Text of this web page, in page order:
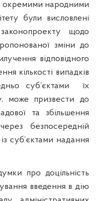
окремими народними
були висловлені
щодо
зміни до
відповідного
кількості випадків
суб’єктами
їх
може призвести до
та збільшення
безпосередній
суб’єктами надання
про доцільність
введення в дію